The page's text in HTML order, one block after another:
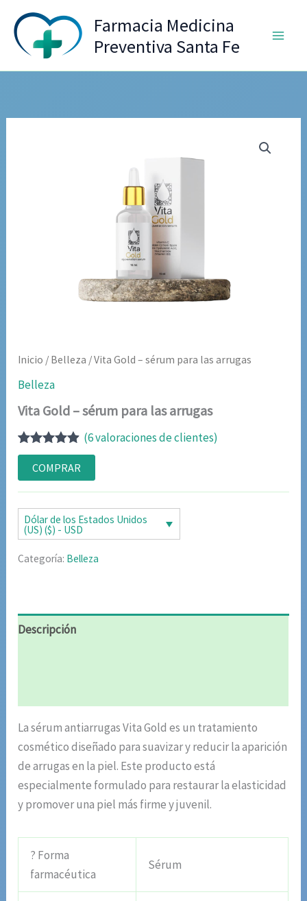
contenido
Farmacia Medicina
Preventiva Santa Fe
Inicio / Belleza / Vita Gold – sérum para las arrugas
Belleza
Vita Gold – sérum para las arrugas
Valorado
con4.83de
5 en base
a
6
de clientes
(6valoraciones de clientes)
COMPRAR
Dólar de los Estados Unidos
(US) ($) - USD
Categoría: Belleza
Descripción
La sérum antiarrugas Vita Gold es un tratamiento
cosmético diseñado para suavizar y reducir la aparición
de arrugas en la piel. Este producto está
especialmente formulado para restaurar la elasticidad
y promover una piel más firme y juvenil.
? Forma
farmacéutica
Sérum